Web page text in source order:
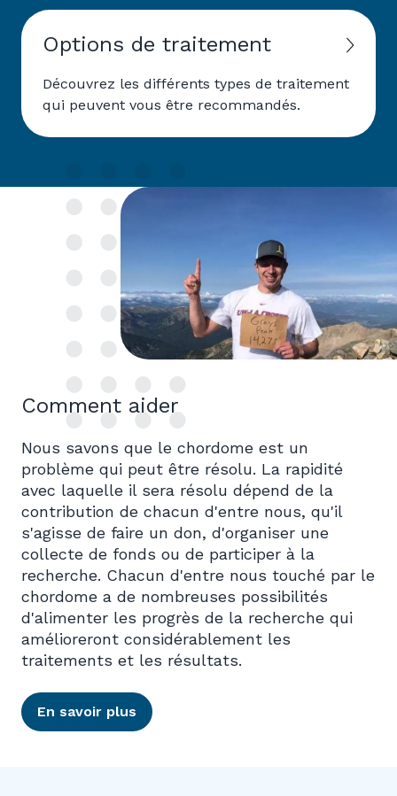
Options de traitement
Découvrez les différents types de traitement
qui peuvent vous être recommandés.
Comment aider
Nous savons que le chordome est un
problème qui peut être résolu. La rapidité
avec laquelle il sera résolu dépend de la
contribution de chacun d'entre nous, qu'il
s'agisse de faire un don, d'organiser une
collecte de fonds ou de participer à la
recherche. Chacun d'entre nous touché par le
chordome a de nombreuses possibilités
d'alimenter les progrès de la recherche qui
amélioreront considérablement les
traitements et les résultats.
En savoir plus